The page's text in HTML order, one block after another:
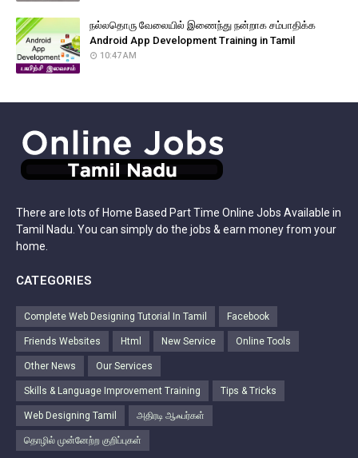
நல்லதொரு வேலையில் இணைந்து நன்றாக சம்பாதிக்க
Android App Development Training in Tamil
10:47 AM
There are lots of Home Based Part Time Online Jobs Available in
Tamil Nadu. You can simply do the jobs & earn money from your
home.
CATEGORIES
Complete Web Designing Tutorial In Tamil Facebook
Friends Websites Html New Service Online Tools
Other News Our Services
Skills & Language Improvement Training Tips & Tricks
Web Designing Tamil அதிரடி ஆஃபர்கள்
தொழில் முன்னேற்ற குறிப்புகள்